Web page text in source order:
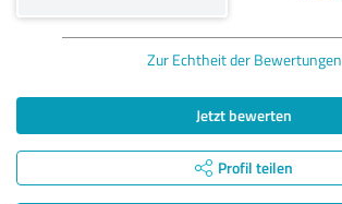
Zur Echtheit der Bewertungen
Jetzt bewerten
Profil teilen